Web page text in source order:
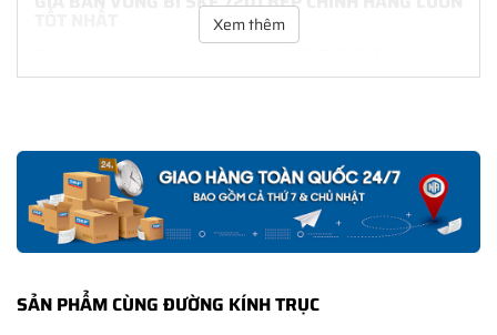
nhất với nhiều ưu đãi kèm theo và các dịch vụ hẫu mãi sau bán
CHẾ ĐỘ BẢO HÀNH VÒNG BI SKF 7201 BEP CHÍNH
HÃNG
Tất cả các sản phẩm SKF chính hãng doSKF Ngọc Anhphân
phối đều được bảo hành chính hãng theo đúng tiêu chuẩn bảo
hành của nhà sản xuất.
Xem thêm
SẢN PHẨM CÙNG ĐƯỜNG KÍNH TRỤC